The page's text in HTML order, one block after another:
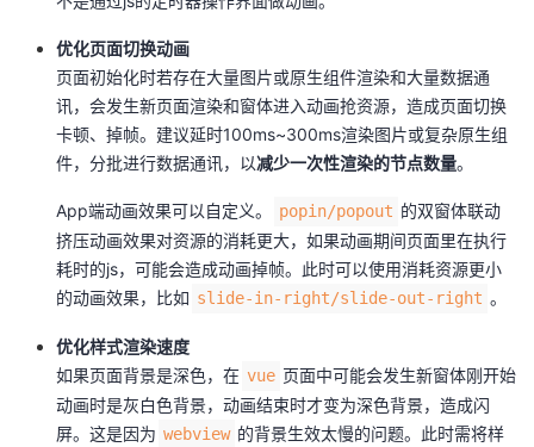
优化页面切换动画
页面初始化时若存在大量图片或原生组件渲染和大量数据通
讯，会发生新页面渲染和窗体进入动画抢资源，造成页面切换
卡顿、掉帧。建议延时100ms~300ms渲染图片或复杂原生组
件，分批进行数据通讯，以减少一次性渲染的节点数量。
App端动画效果可以自定义。 popin/popout 的双窗体联动
挤压动画效果对资源的消耗更大，如果动画期间页面里在执行
耗时的js，可能会造成动画掉帧。此时可以使用消耗资源更小
的动画效果，比如 slide-in-right/slide-out-right 。
优化样式渲染速度
如果页面背景是深色，在 vue 页面中可能会发生新窗体刚开始
动画时是灰白色背景，动画结束时才变为深色背景，造成闪
屏。这是因为 webview 的背景生效太慢的问题。此时需将样